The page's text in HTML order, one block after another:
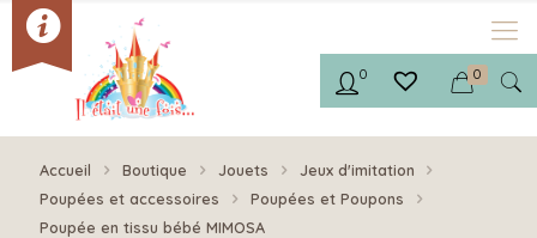
0 0
Accueil Boutique Jouets
Jeux d'imitation
Poupées et accessoires
Poupées et Poupons
Poupée en tissu bébé MIMOSA